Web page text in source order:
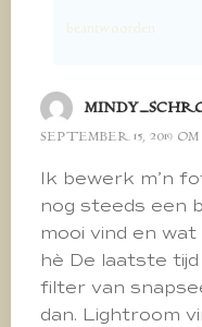
beantwoorden
SEPTEMBER 15, 2019 OM
Ik bewerk m’n
nog steeds een
mooi vind en
hè De laatste
filter van
dan. Lightroom